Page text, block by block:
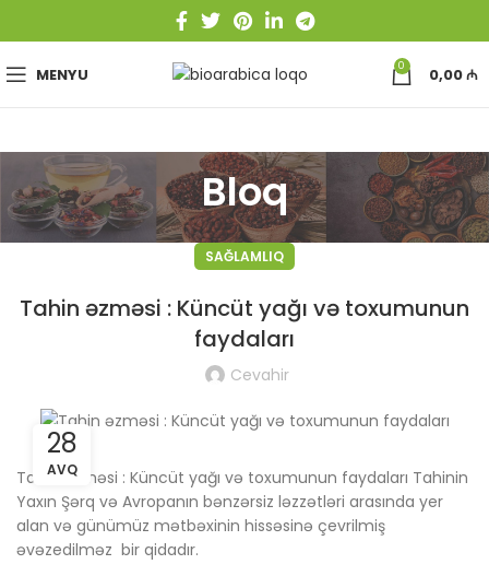
MENYU 0 0,00₼
Bloq
SAĞLAMLIQ
Tahin əzməsi : Küncüt yağı və toxumunun
faydaları
Cevahir
28
AVQ
Tahin əzməsi : Küncüt yağı və toxumunun faydaları Tahinin
Yaxın Şərq və Avropanın bənzərsiz ləzzətləri arasında yer
alan və günümüz mətbəxinin hissəsinə çevrilmiş
əvəzedilməz bir qidadır.